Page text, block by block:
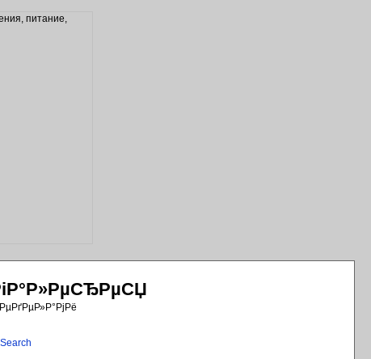
Search